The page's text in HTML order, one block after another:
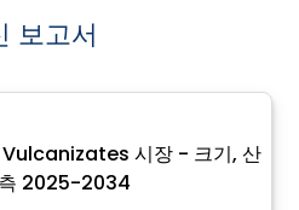
보고서
Vulcanizates 시장 - 크기, 산
측 2025-2034